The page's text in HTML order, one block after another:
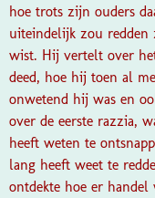
hoe trots zijn ouders
uiteindelijk zou
wist. Hij vertelt over
deed, hoe hij toen al
onwetend hij was en
over de eerste razzia,
heeft weten te
lang heeft weet te
ontdekte hoe er handel